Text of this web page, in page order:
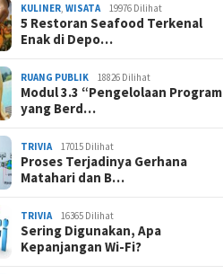
KULINER ,WISATA 19976 Dilihat
5 Restoran Seafood Terkenal
Enak di Depo…
RUANG PUBLIK 18826 Dilihat
Modul 3.3 “Pengelolaan Program
yang Berd…
TRIVIA 17015 Dilihat
Proses Terjadinya Gerhana
Matahari dan B…
TRIVIA 16365 Dilihat
Sering Digunakan, Apa
Kepanjangan Wi-Fi?